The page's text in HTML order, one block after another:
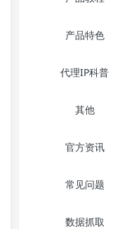
产品特色
代理IP科普
其他
官方资讯
常见问题
数据抓取